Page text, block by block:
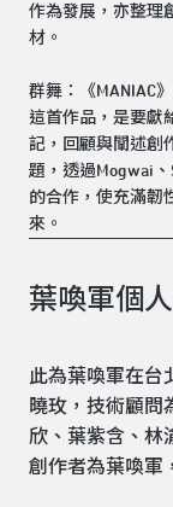
作為發展，亦整理
材。
群舞：《MANIAC》
這首作品，是要獻
記，回顧與闡述創
題，透過Mogwai
的合作，使充滿韌
來。
葉喚軍個
此為葉喚軍在台
曉玫，技術顧問
欣、葉紫含、林
創作者為葉喚軍